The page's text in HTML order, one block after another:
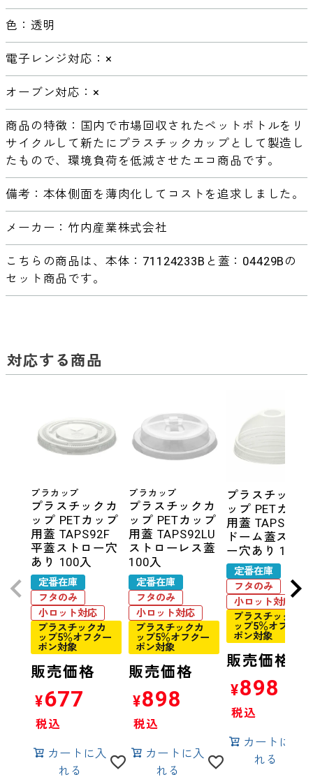
色：透明
電子レンジ対応：×
オーブン対応：×
商品の特徴：国内で市場回収されたペットボトルをリ
サイクルして新たにプラスチックカップとして製造し
たもので、環境負荷を低減させたエコ商品です。
備考：本体側面を薄肉化してコストを追求しました。
メーカー：竹内産業株式会社
こちらの商品は、本体：71124233Bと蓋：04429Bの
セット商品です。
対応する商品
プラカップ
プラスチックカ
ップ PETカップ
用蓋 TAPS92F
平蓋ストロー穴
あり 100入
定番在庫
フタのみ
小ロット対応
プラスチックカ
ップ5％オフクー
ポン対象
販売価格
¥677
税込
カートに入
れる
プラカップ
プラスチックカ
ップ PETカップ
用蓋 TAPS92LU
ストローレス蓋
100入
定番在庫
フタのみ
小ロット対応
プラスチックカ
ップ5％オフクー
ポン対象
販売価格
¥898
税込
カートに入
れる
プラスチックカ
ップ PETカッ
用蓋 TAPS92D
ドーム蓋ストロ
ー穴あり 100入
定番在庫
フタのみ
小ロット対応
プラスチックカ
ップ5％オフクー
ポン対象
販売価格
¥898
税込
カートに入
れる